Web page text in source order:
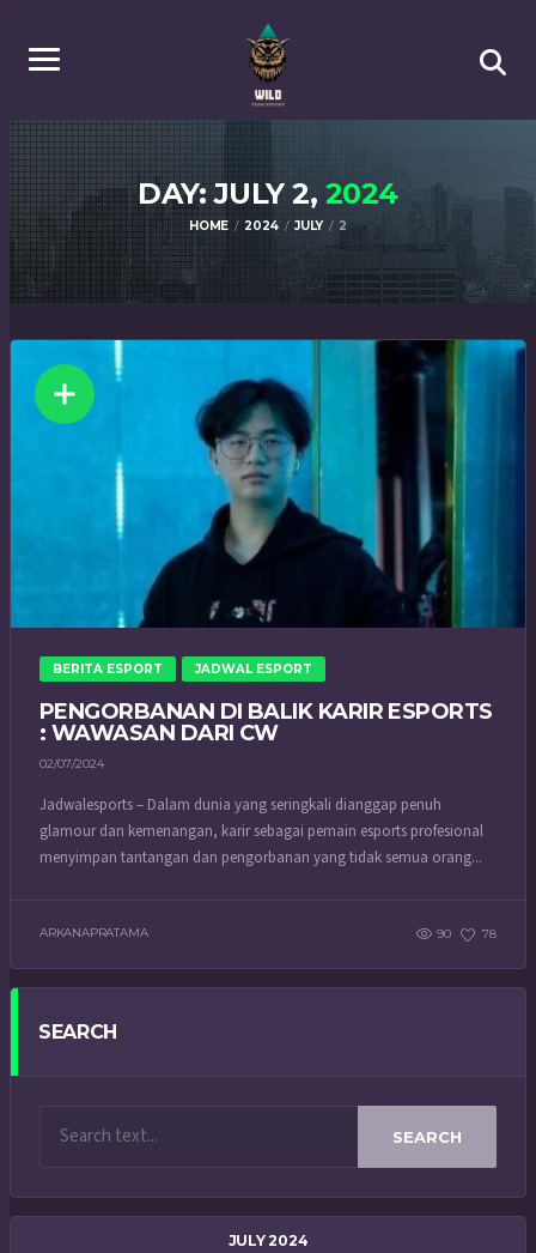
DAY: JULY 2, 2024
HOME 2024 JULY 2
BERITA ESPORT JADWAL ESPORT
PENGORBANAN DI BALIK KARIR ESPORTS
: WAWASAN DARI CW
02/07/2024
Jadwalesports – Dalam dunia yang seringkali dianggap penuh
glamour dan kemenangan, karir sebagai pemain esports profesional
menyimpan tantangan dan pengorbanan yang tidak semua orang...
ARKANAPRATAMA 90 78
SEARCH
SEARCH
JULY 2024